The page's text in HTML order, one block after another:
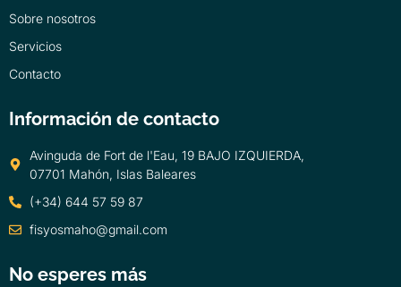
Sobre nosotros
Servicios
Contacto
Información de contacto
Avinguda de Fort de l'Eau, 19 BAJO IZQUIERDA,
07701 Mahón, Islas Baleares
(+34) 644 57 59 87
fisyosmaho@gmail.com
No esperes más